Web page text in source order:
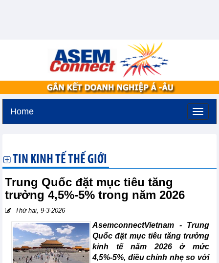
Home
TIN KINH TẾ THẾ GIỚI
Trung Quốc đặt mục tiêu tăng
trưởng 4,5%-5% trong năm 2026
Thứ hai, 9-3-2026
AsemconnectVietnam - Trung
Quốc đặt mục tiêu tăng trưởng
kinh tế năm 2026 ở mức
4,5%-5%, điều chỉnh nhẹ so với